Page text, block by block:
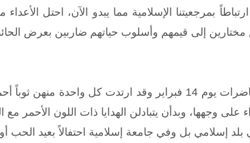
بمرجعيتنا الإسلامية مما يبدو الآن، احتل
مختارين إلى قيمهم وأسلوب حياتهم ضاربين بعرض
لفيف من البنات دخلن قاعات المحاضرات يوم 14 فبراير وقد
وجهها، وبدأن يتبادلن الهدايا ذات اللون الأحمر مع
إسلامي بل وفي جامعة إسلامية احتفالاً بعيد الحب أو